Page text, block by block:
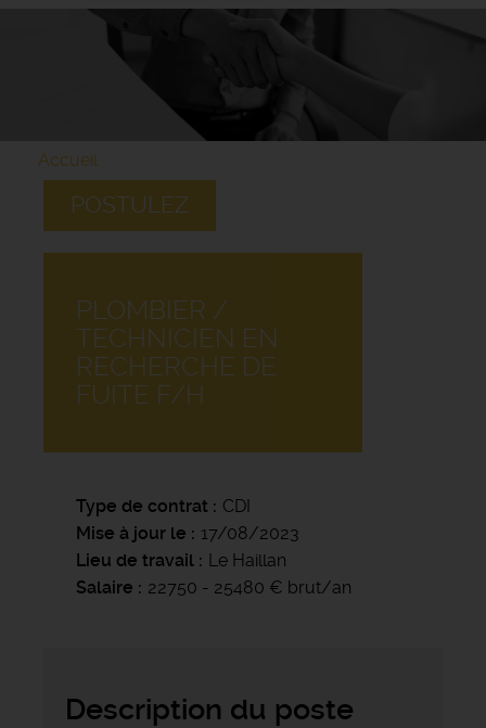
Accueil
POSTULEZ
PLOMBIER /
TECHNICIEN EN
RECHERCHE DE
FUITE F/H
Type de contrat
CDI
Mise à jour le
17/08/2023
Lieu de travail
Le Haillan
Salaire
22750 - 25480 € brut/an
Description du poste